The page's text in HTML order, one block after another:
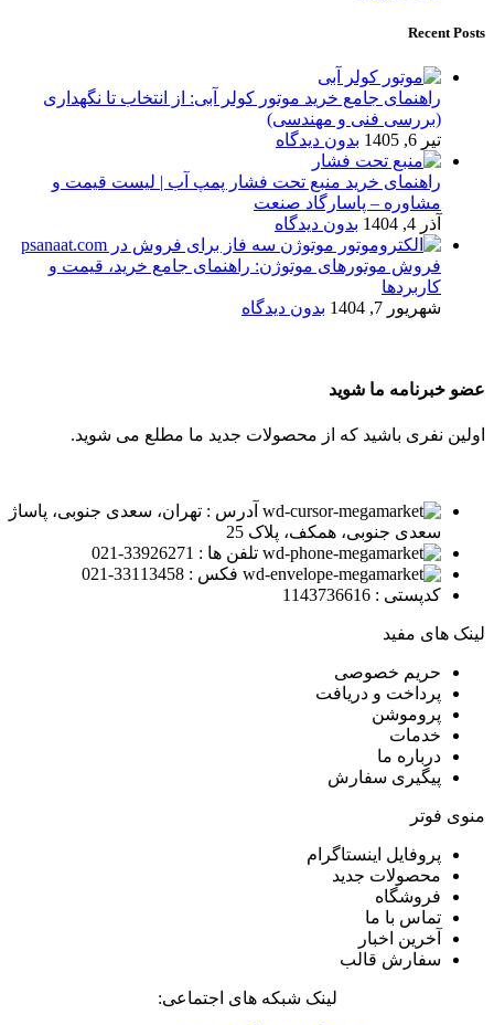
Recent Posts
راهنمای جامع خرید موتور کولر آبی: از انتخاب تا نگهداری
(بررسی فنی و مهندسی)
تیر 6, 1405
بدون دیدگاه
راهنمای خرید منبع تحت فشار پمپ آب | لیست قیمت و
مشاوره – پاسارگاد صنعت
آذر 4, 1404
بدون دیدگاه
فروش موتورهای موتوژن: راهنمای جامع خرید، قیمت و
کاربردها
شهریور 7, 1404
بدون دیدگاه
عضو خبرنامه ما شوید
اولین نفری باشید که از محصولات جدید ما مطلع می شوید.
آدرس : تهران، سعدی جنوبی، پاساژ
سعدی جنوبی، همکف، پلاک 25
تلفن ها : 33926271-021
فکس : 33113458-021
کدپستی : 1143736616
لینک های مفید
حریم خصوصی
پرداخت و دریافت
پروموشن
خدمات
درباره ما
پیگیری سفارش
منوی فوتر
پروفایل اینستاگرام
محصولات جدید
فروشگاه
تماس با ما
آخرین اخبار
سفارش قالب
لینک شبکه های اجتماعی: